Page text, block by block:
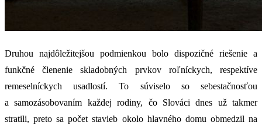
Druhou najdôležitejšou podmienkou bolo dispozičné riešenie a
funkčné členenie skladobných prvkov roľníckych, respektíve
remeselníckych usadlostí. To súviselo so sebestačnosťou
a samozásobovaním každej rodiny, čo Slováci dnes už takmer
stratili, preto sa počet stavieb okolo hlavného domu obmedzil na